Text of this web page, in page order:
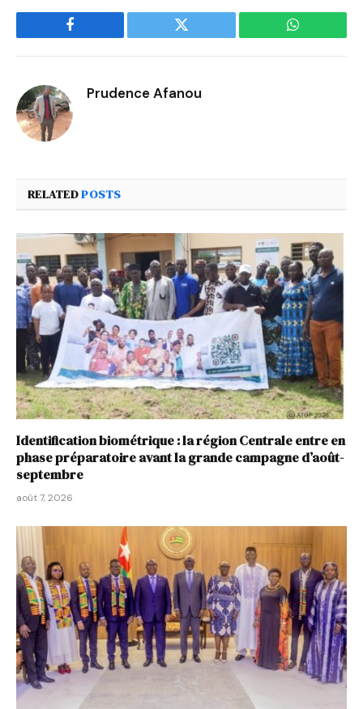
Facebook Twitter WhatsApp
Prudence Afanou
RELATEDPOSTS
Identification biométrique : la région Centrale entre en
phase préparatoire avant la grande campagne d’août-
septembre
août 7, 2026